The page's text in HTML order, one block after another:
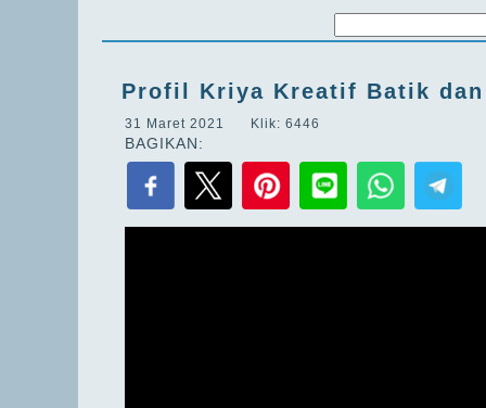
Profil Kriya Kreatif Batik dan
31 Maret 2021 Klik: 6446
BAGIKAN: